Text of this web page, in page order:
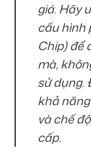
giá. Hãy
cấu hình
Chip) để
mà,
sử dụng.
khả
và chế
cấp.